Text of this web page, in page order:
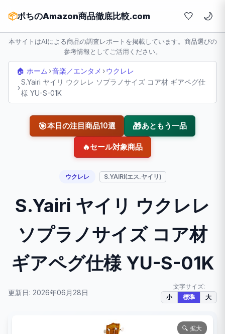
📦ポちのAmazon商品徹底比較.com 🤍
本サイトはAIによる商品の調査レポートを掲載しています。商品選びの
参考情報としてご活用ください。
🏠 ホーム ›音楽／エンタメ ›ウクレレ
›
S.Yairi ヤイリ ウクレレ ソプラノサイズ コア材 ギアペグ仕
様 YU-S-01K
🎯本日の注目商品10選 🎁あともう一品
🔥セール対象商品
ウクレレ S.YAIRI(エス.ヤイリ)
S.Yairi ヤイリ ウクレレ
ソプラノサイズ コア材
ギアペグ仕様 YU-S-01K
更新日: 2026年06月28日
文字サイズ:
小 標準 大
🔍 拡大